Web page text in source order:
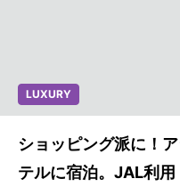
LUXURY
ショッピング派に！
テルに宿泊。JAL利用